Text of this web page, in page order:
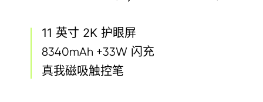
11 英寸 2K 护眼屏
8340mAh +33W闪充
真我磁吸触控笔